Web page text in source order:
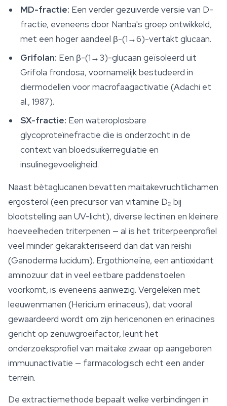
MD-fractie: Een verder gezuiverde versie van D-
fractie, eveneens door Nanba's groep ontwikkeld,
met een hoger aandeel β-(1→6)-vertakt glucaan.
Grifolan: Een β-(1→3)-glucaan geïsoleerd uit
Grifola frondosa, voornamelijk bestudeerd in
diermodellen voor macrofaagactivatie (Adachi et
al., 1987).
SX-fractie: Een wateroplosbare
glycoproteïnefractie die is onderzocht in de
context van bloedsuikerregulatie en
insulinegevoeligheid.
Naast bètaglucanen bevatten maitakevruchtlichamen
ergosterol (een precursor van vitamine D₂ bij
blootstelling aan UV-licht), diverse lectinen en kleinere
hoeveelheden triterpenen — al is het triterpeenprofiel
veel minder gekarakteriseerd dan dat van reishi
(Ganoderma lucidum). Ergothioneïne, een antioxidant
aminozuur dat in veel eetbare paddenstoelen
voorkomt, is eveneens aanwezig. Vergeleken met
leeuwenmanen (Hericium erinaceus), dat vooral
gewaardeerd wordt om zijn hericenonen en erinacines
gericht op zenuwgroeifactor, leunt het
onderzoeksprofiel van maitake zwaar op aangeboren
immuunactivatie — farmacologisch echt een ander
terrein.
De extractiemethode bepaalt welke verbindingen in